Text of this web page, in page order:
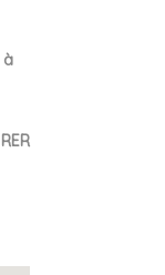
à
RER